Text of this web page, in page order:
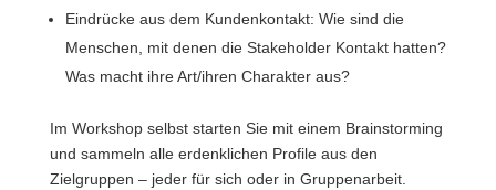
Eindrücke aus dem Kundenkontakt: Wie sind die
Menschen, mit denen die Stakeholder Kontakt hatten?
Was macht ihre Art/ihren Charakter aus?
Im Workshop selbst starten Sie mit einem Brainstorming
und sammeln alle erdenklichen Profile aus den
Zielgruppen – jeder für sich oder in Gruppenarbeit.